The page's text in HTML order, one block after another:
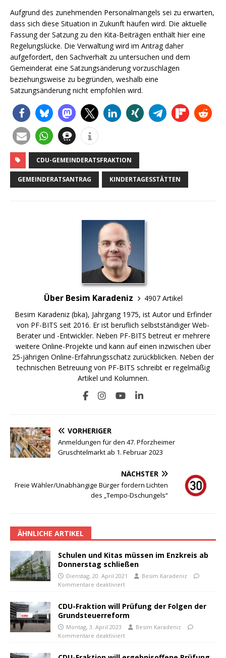
Aufgrund des zunehmenden Personalmangels sei zu erwarten,
dass sich diese Situation in Zukunft häufen wird. Die aktuelle
Fassung der Satzung zu den Kita-Beiträgen enthält hier eine
Regelungslücke. Die Verwaltung wird im Antrag daher
aufgefordert, den Sachverhalt zu untersuchen und dem
Gemeinderat eine Satzungsänderung vorzuschlagen
beziehungsweise zu begründen, weshalb eine
Satzungsänderung nicht empfohlen wird.
CDU-GEMEINDERATSFRAKTION
GEMEINDERATSANTRAG KINDERTAGESSTÄTTEN
Über Besim Karadeniz
4907 Artikel
Besim Karadeniz (bka), Jahrgang 1975, ist Autor und Erfinder
von PF-BITS seit 2016. Er ist beruflich selbstständiger Web-
Berater und -Entwickler. Neben PF-BITS betreut er mehrere
weitere Online-Projekte und kann auf einen inzwischen über
25-jährigen Online-Erfahrungsschatz zurückblicken. Neben der
technischen Betreuung von PF-BITS schreibt er regelmäßig
Artikel und Kolumnen.
VORHERIGER
Anmeldungen für den 47. Pforzheimer
Gruschtelmarkt ab 1. Februar 2023
NÄCHSTER
Freie Wähler/Unabhängige Bürger fordern Lichten
des „Tempo-Dschungels“
ÄHNLICHE ARTIKEL
Schulen und Kitas müssen im Enzkreis ab
Donnerstag schließen
Dienstag, 20. April 2021
Besim Karadeniz
Kommentare deaktiviert
CDU-Fraktion will Prüfung der Folgen der
Grundsteuerreform
Montag, 3. April 2023
Besim Karadeniz
Kommentare deaktiviert